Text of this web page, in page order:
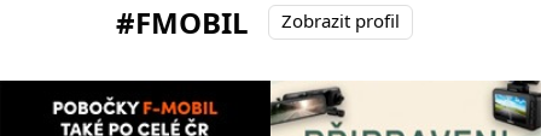
#FMOBIL
Zobrazit profil